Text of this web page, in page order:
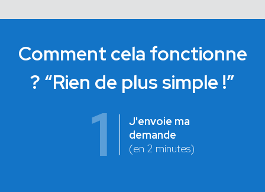
Comment cela fonctionne
? “Rien de plus simple !”
1
J'envoie ma
demande
(en 2 minutes)